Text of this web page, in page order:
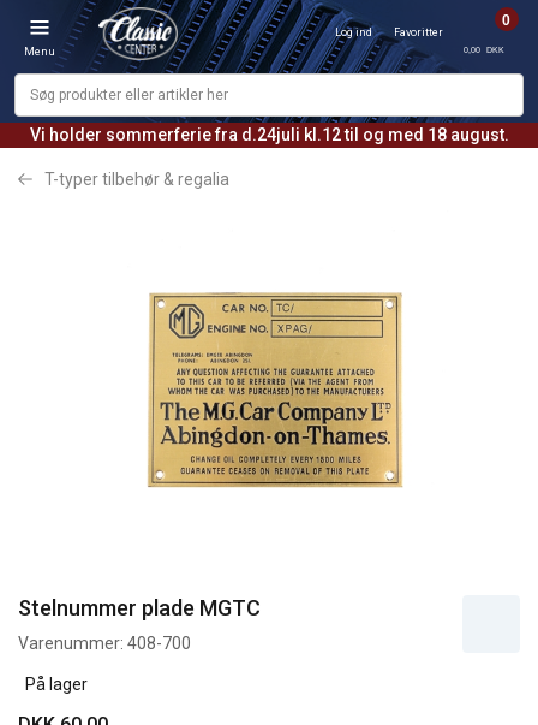
Vi holder sommerferie fra d.24juli kl.12 til og med 18 august.
Menu
Log ind Favoritter
0
0,00 DKK
T-typer tilbehør & regalia
Stelnummer plade MGTC
Varenummer: 408-700
På lager